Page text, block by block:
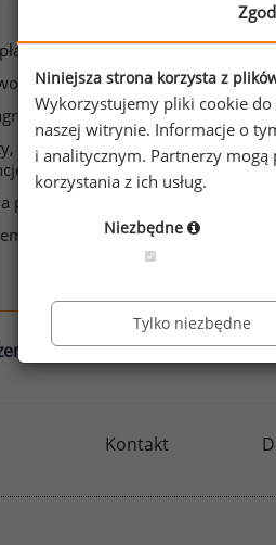
dla firm
płacowe
szkolenia,
płacowe
sedlak.pl
Kontakt
Niniejsza strona korzysta z
Wykorzystujemy pliki cookie do
naszej witrynie. Informacje o
i analitycznym. Partnerzy
korzystania z ich usług.
Niezbędne
Tylko niezbędne